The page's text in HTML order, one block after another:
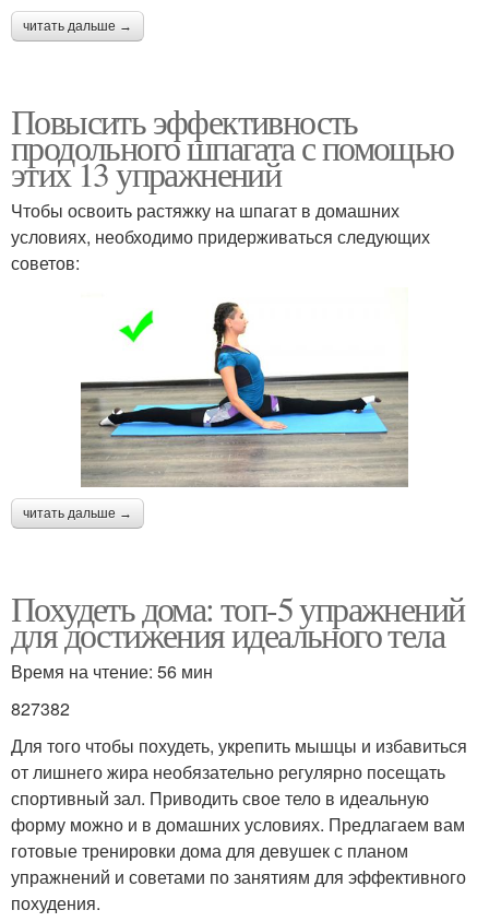
читать дальше →
Повысить эффективность
продольного шпагата с помощью
этих 13 упражнений
Чтобы освоить растяжку на шпагат в домашних
условиях, необходимо придерживаться следующих
советов:
читать дальше →
Похудеть дома: топ-5 упражнений
для достижения идеального тела
Время на чтение: 56 мин
827382
Для того чтобы похудеть, укрепить мышцы и избавиться
от лишнего жира необязательно регулярно посещать
спортивный зал. Приводить свое тело в идеальную
форму можно и в домашних условиях. Предлагаем вам
готовые тренировки дома для девушек с планом
упражнений и советами по занятиям для эффективного
похудения.